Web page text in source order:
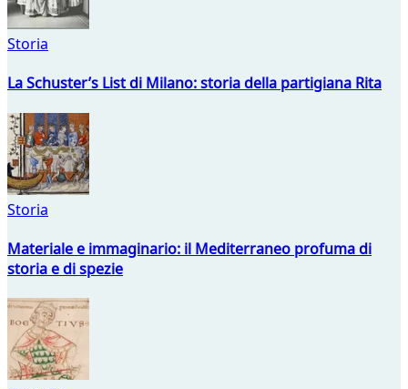
Storia
La Schuster’s List di Milano: storia della partigiana Rita
Storia
Materiale e immaginario: il Mediterraneo profuma di
storia e di spezie